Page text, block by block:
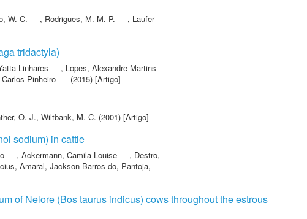
W. C. , Rodrigues, M. M. P. , Laufer-
tridactyla)
Linhares , Lopes, Alexandre Martins
Pinheiro (2015) [Artigo]
O. J., Wiltbank, M. C. (2001) [Artigo]
sodium) in cattle
, Ackermann, Camila Louise , Destro,
, Amaral, Jackson Barros do, Pantoja,
of Nelore (Bos taurus indicus) cows throughout the estrous